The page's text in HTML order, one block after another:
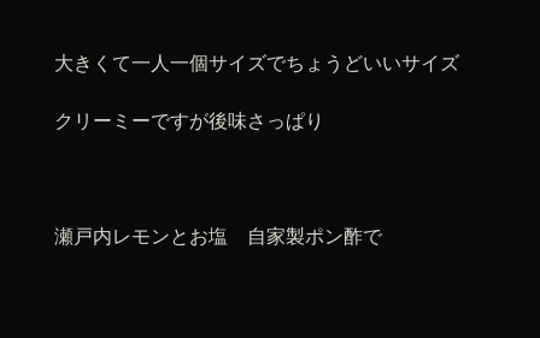
大きくて一人一個サイズでちょうどいいサイズ
クリーミーですが後味さっぱり
瀬戸内レモンとお塩 自家製ポン酢で